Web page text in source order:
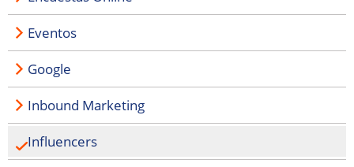
Eventos
Google
Inbound Marketing
Influencers